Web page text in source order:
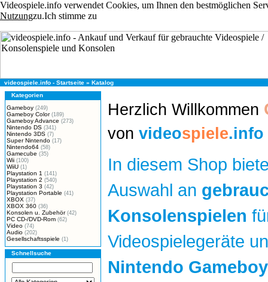
Videospiele.info verwendet Cookies, um Ihnen den bestmöglichen
Nutzungzu.Ich stimme zu
videospiele.info - Startseite » Katalog
Kategorien
Gameboy (249)
Gameboy Color(189)
Gameboy Advance (273)
Nintendo DS (341)
Nintendo 3DS (7)
Super Nintendo (17)
Nintendo64 (58)
Gamecube (35)
Wii (100)
WiiU (1)
Playstation 1 (141)
Playstation 2 (540)
Playstation 3 (42)
Playstation Portable (41)
XBOX (37)
XBOX 360 (36)
Konsolen u. Zubehör(42)
PC CD-/DVD-Rom (62)
Video (74)
Audio (202)
Gesellschaftsspiele (1)
Schnellsuche
Herzlich Willkommen
von videospiele.info
In diesem Shop
Auswahl an
Konsolenspielen
Videospielegeräte
Nintendo